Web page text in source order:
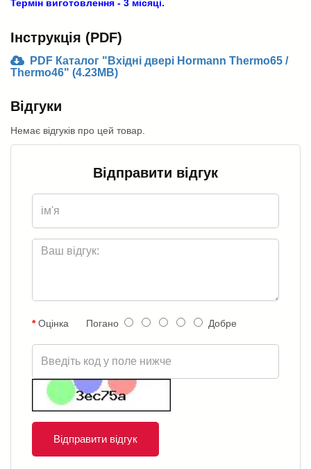
Термін виготовлення - 3 місяці.
Інструкція (PDF)
PDF Каталог "Вхідні двері Hormann Thermo65 /
Thermo46" (4.23MB)
Відгуки
Немає відгуків про цей товар.
Відправити відгук
Оцінка Погано Добре
Відправити відгук